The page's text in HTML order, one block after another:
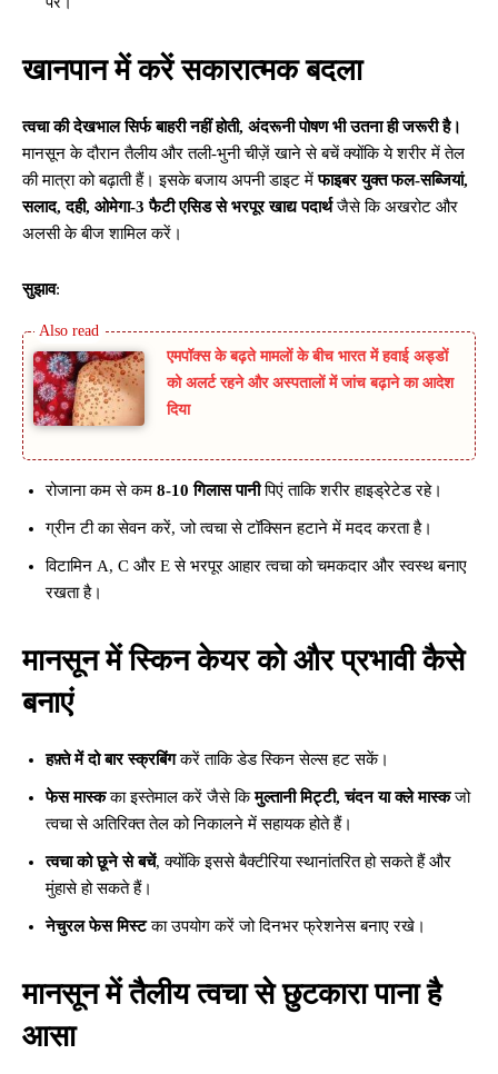
खानपान में करें सकारात्मक बदला
त्वचा की देखभाल सिर्फ बाहरी नहीं होती, अंदरूनी पोषण भी उतना ही जरूरी है।
मानसून के दौरान तैलीय और तली-भुनी चीज़ें खाने से बचें क्योंकि ये शरीर में तेल
की मात्रा को बढ़ाती हैं। इसके बजाय अपनी डाइट मेंफाइबर युक्त फल-सब्जियां,
सलाद, दही, ओमेगा-3 फैटी एसिड से भरपूर खाद्य पदार्थजैसे कि अखरोट और
अलसी के बीज शामिल करें।
सुझाव:
एमपॉक्स के बढ़ते मामलों के बीच भारत में हवाई अड्डों
को अलर्ट रहने और अस्पतालों में जांच बढ़ाने का आदेश
दिया
रोजाना कम से कम 8-10 गिलास पानीपिएं ताकि शरीर हाइड्रेटेड रहे।
ग्रीन टी का सेवन करें, जो त्वचा से टॉक्सिन हटाने में मदद करता है।
विटामिन A, C और E से भरपूर आहार त्वचा को चमकदार और स्वस्थ बनाए
रखता है।
मानसून में स्किन केयर को और प्रभावी कैसे
बनाएं
हफ़्ते में दो बार स्क्रबिंगकरें ताकि डेड स्किन सेल्स हट सकें।
फेस मास्कका इस्तेमाल करें जैसे किमुल्तानी मिट्टी, चंदन या क्ले मास्कजो
त्वचा से अतिरिक्त तेल को निकालने में सहायक होते हैं।
त्वचा को छूने से बचें, क्योंकि इससे बैक्टीरिया स्थानांतरित हो सकते हैं और
मुंहासे हो सकते हैं।
नेचुरल फेस मिस्टका उपयोग करें जो दिनभर फ्रेशनेस बनाए रखे।
मानसून में तैलीय त्वचा से छुटकारा पाना है
आसा